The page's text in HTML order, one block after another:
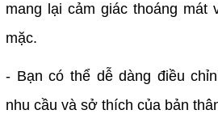
mang lại cảm giác thoáng mát
mặc.
- Bạn có thể dễ dàng điều
nhu cầu và sở thích của bản